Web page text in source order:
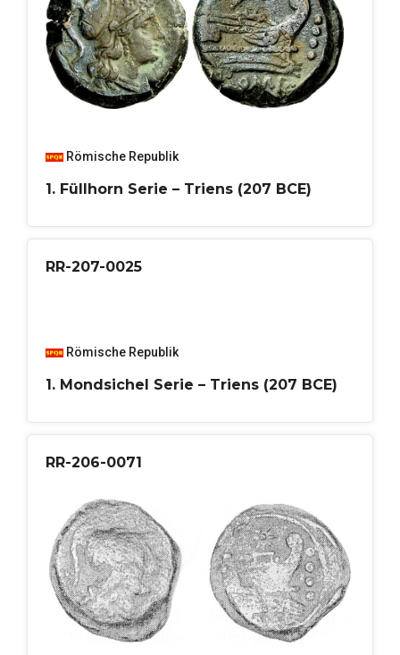
Römische Republik
1. Füllhorn Serie – Triens (207 BCE)
RR-207-0025
Römische Republik
1. Mondsichel Serie – Triens (207 BCE)
RR-206-0071